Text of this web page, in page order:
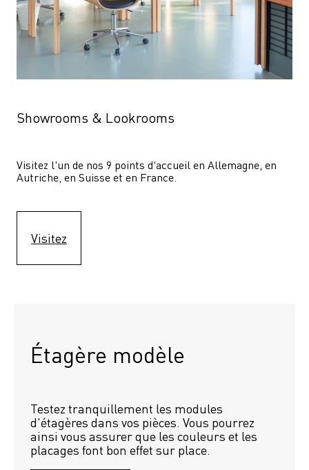
Showrooms & Lookrooms
Visitez l'un de nos 9 points d'accueil en Allemagne, en
Autriche, en Suisse et en France.
Visitez
Étagère modèle
Testez tranquillement les modules
d'étagères dans vos pièces. Vous pourrez
ainsi vous assurer que les couleurs et les
placages font bon effet sur place.